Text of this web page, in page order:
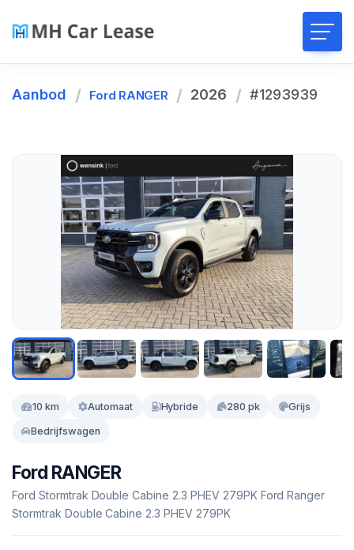
Aanbod Ford RANGER 2026 #1293939
10 km Automaat Hybride 280 pk Grijs
Bedrijfswagen
Ford RANGER
Ford Stormtrak Double Cabine 2.3 PHEV 279PK Ford Ranger
Stormtrak Double Cabine 2.3 PHEV 279PK